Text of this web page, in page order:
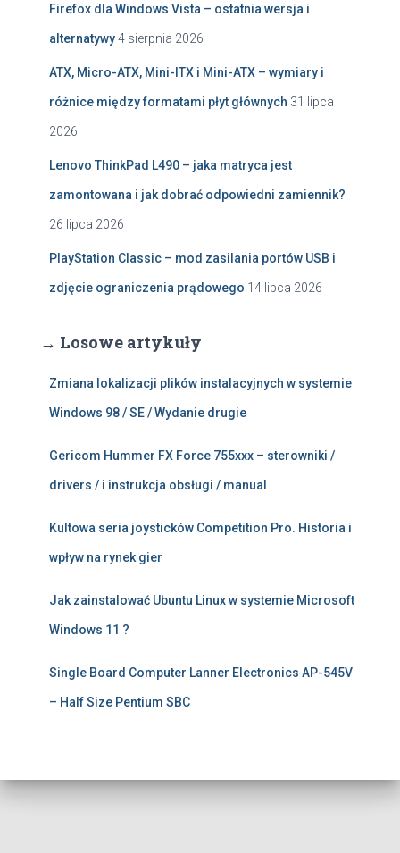
Firefox dla Windows Vista – ostatnia wersja i
alternatywy4 sierpnia 2026
ATX, Micro-ATX, Mini-ITX i Mini-ATX – wymiary i
różnice między formatami płyt głównych 31 lipca
2026
Lenovo ThinkPad L490 – jaka matryca jest
zamontowana i jak dobrać odpowiedni zamiennik?
26 lipca 2026
PlayStation Classic – mod zasilania portów USB i
zdjęcie ograniczenia prądowego 14 lipca 2026
→ Losowe artykuły
Zmiana lokalizacji plików instalacyjnych w systemie
Windows 98 / SE / Wydanie drugie
Gericom Hummer FX Force 755xxx – sterowniki /
drivers / i instrukcja obsługi / manual
Kultowa seria joysticków Competition Pro. Historia i
wpływ na rynek gier
Jak zainstalować Ubuntu Linux w systemie Microsoft
Windows 11 ?
Single Board Computer Lanner Electronics AP-545V
– Half Size Pentium SBC